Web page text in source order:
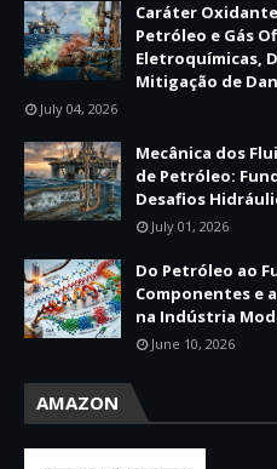
Caráter
Petróleo e Gás
Eletroquímicas,
Mitigação de
July 04, 2026
Mecânica dos
de Petróleo:
Desafios
July 01, 2026
Do Petróleo ao
Componentes e
na Indústria
June 10, 2026
AMAZON